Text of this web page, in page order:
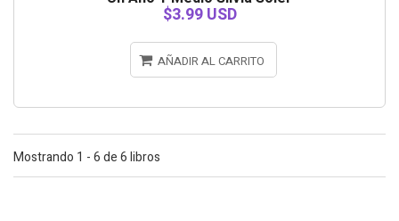
$3.99 USD
AÑADIR AL CARRITO
Mostrando 1 - 6 de 6 libros